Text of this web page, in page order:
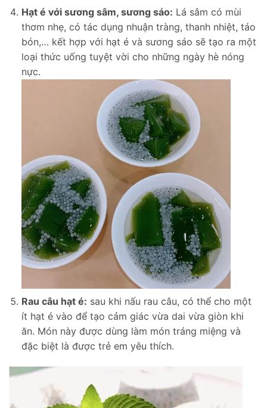
Hạt é với sương sâm, sương sáo: Lá sâm có mùi
thơm nhẹ, có tác dụng nhuận tràng, thanh nhiệt, táo
bón,… kết hợp với hạt é và sương sáo sẽ tạo ra một
loại thức uống tuyệt vời cho những ngày hè nóng
nực.
Rau câu hạt é: sau khi nấu rau câu, có thể cho một
ít hạt é vào để tạo cảm giác vừa dai vừa giòn khi
ăn. Món này được dùng làm món tráng miệng và
đặc biệt là được trẻ em yêu thích.